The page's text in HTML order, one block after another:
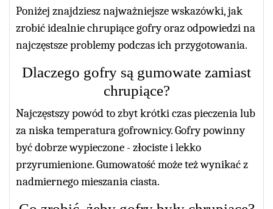
Poniżej znajdziesz najważniejsze wskazówki, jak
zrobić idealnie chrupiące gofry oraz odpowiedzi na
najczęstsze problemy podczas ich przygotowania.
Dlaczego gofry są gumowate zamiast
chrupiące?
Najczęstszy powód to zbyt krótki czas pieczenia lub
za niska temperatura gofrownicy. Gofry powinny
być dobrze wypieczone - złociste i lekko
przyrumienione. Gumowatość może też wynikać z
nadmiernego mieszania ciasta.